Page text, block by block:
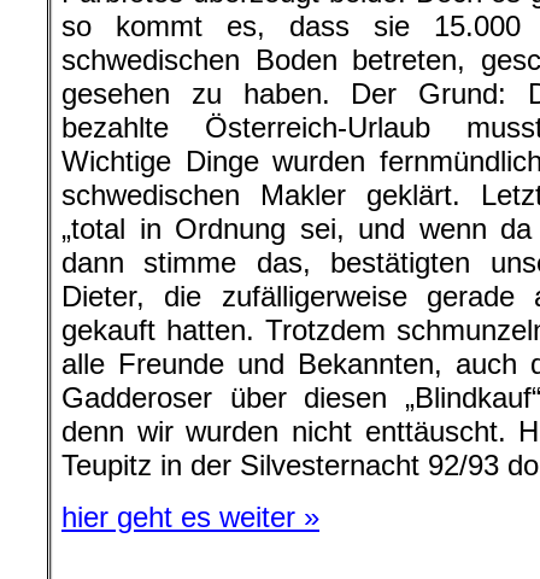
so kommt es, dass sie 15.000
schwedischen Boden betreten,
gesehen zu haben. Der Grund:
bezahlte Österreich-Urlaub
Wichtige Dinge wurden
schwedischen Makler geklärt.
„total in Ordnung sei, und wenn da
dann stimme das, bestätigten
Dieter, die zufälligerweise
gekauft hatten. Trotzdem
alle Freunde und Bekannten, auch
Gadderoser über diesen
denn wir wurden nicht enttäuscht.
Teupitz in der Silvesternacht 92/93
hier geht es weiter »